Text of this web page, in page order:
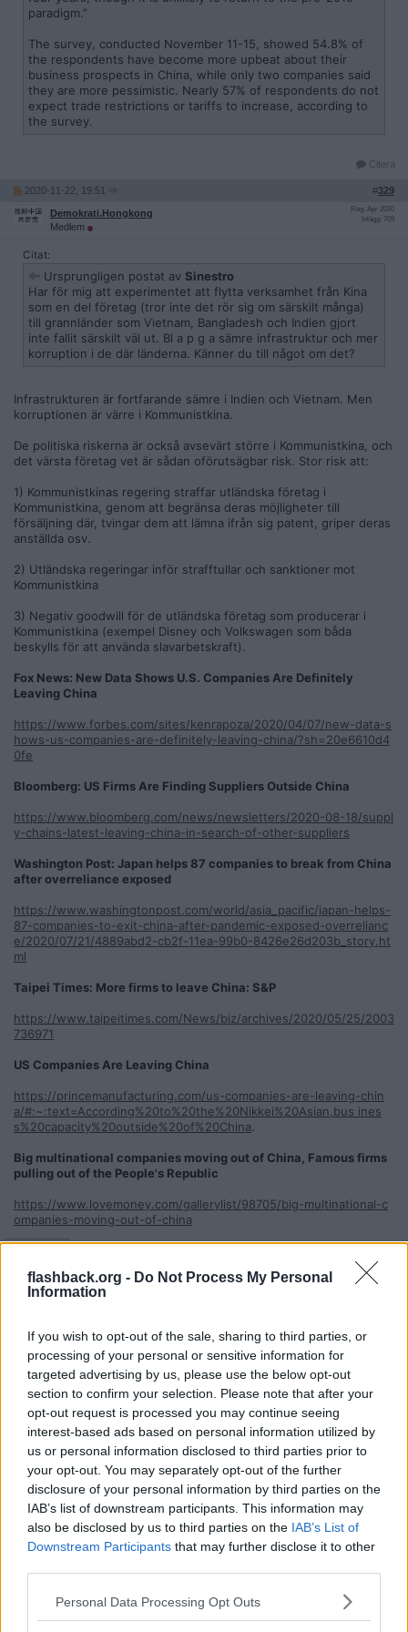
flashback.org - Do Not Process My Personal
Information
If you wish to opt-out of the sale, sharing to third parties, or
processing of your personal or sensitive information for
targeted advertising by us, please use the below opt-out
section to confirm your selection. Please note that after your
opt-out request is processed you may continue seeing
interest-based ads based on personal information utilized by
us or personal information disclosed to third parties prior to
your opt-out. You may separately opt-out of the further
disclosure of your personal information by third parties on the
IAB’s list of downstream participants. This information may
also be disclosed by us to third parties on the IAB’s List of
Downstream Participants that may further disclose it to other
Personal Data Processing Opt Outs
paradigm.”
The survey, conducted November 11-15, showed 54.8% of
the respondents have become more upbeat about their
business prospects in China, while only two companies said
they are more pessimistic. Nearly 57% of respondents do not
expect trade restrictions or tariffs to increase, according to
the survey.
Citera
2020-11-22, 19:51 #329
Demokrati.Hongkong
Medlem
Reg: Apr 2020
Inlägg: 709
Citat:
Ursprungligen postat av Sinestro
Har för mig att experimentet att flytta verksamhet från Kina
som en del företag (tror inte det rör sig om särskilt många)
till grannländer som Vietnam, Bangladesh och Indien gjort
inte fallit särskilt väl ut. Bl a p g a sämre infrastruktur och mer
korruption i de där länderna. Känner du till något om det?
Infrastrukturen är fortfarande sämre i Indien och Vietnam. Men
korruptionen är värre i Kommunistkina.
De politiska riskerna är också avsevärt större i Kommunistkina, och
det värsta företag vet är sådan oförutsägbar risk. Stor risk att:
1) Kommunistkinas regering straffar utländska företag i
Kommunistkina, genom att begränsa deras möjligheter till
försäljning där, tvingar dem att lämna ifrån sig patent, griper deras
anställda osv.
2) Utländska regeringar inför strafftullar och sanktioner mot
Kommunistkina
3) Negativ goodwill för de utländska företag som producerar i
Kommunistkina (exempel Disney och Volkswagen som båda
beskylls för att använda slavarbetskraft).
Fox News: New Data Shows U.S. Companies Are Definitely
Leaving China
https://www.forbes.com/sites/kenrapoza/2020/04/07/new-data-s
hows-us-companies-are-definitely-leaving-china/?sh=20e6610d4
0fe
Bloomberg: US Firms Are Finding Suppliers Outside China
https://www.bloomberg.com/news/newsletters/2020-08-18/suppl
y-chains-latest-leaving-china-in-search-of-other-suppliers
Washington Post: Japan helps 87 companies to break from China
after overreliance exposed
https://www.washingtonpost.com/world/asia_pacific/japan-helps-
87-companies-to-exit-china-after-pandemic-exposed-overrelianc
e/2020/07/21/4889abd2-cb2f-11ea-99b0-8426e26d203b_story.ht
ml
Taipei Times: More firms to leave China: S&P
https://www.taipeitimes.com/News/biz/archives/2020/05/25/2003
736971
US Companies Are Leaving China
https://princemanufacturing.com/us-companies-are-leaving-chin
a/#:~:text=According%20to%20the%20Nikkei%20Asian,bus ines
s%20capacity%20outside%20of%20China.
Big multinational companies moving out of China, Famous firms
pulling out of the People's Republic
https://www.lovemoney.com/gallerylist/98705/big-multinational-c
ompanies-moving-out-of-china
Citera
2020-11-22, 20:30
liksom-fb
Medlem
Ursprungligen postat av
Det kommer inte bara att vara handel inom blocken utan även
mellan blocken så ja globalismen fortskrider. Precis som jag
skrev. Kan du inte läsa?
Du riktar dig till fel person. Jag är för mer globalism, inte
mindre.
Det handlade om Regionalism. Med antagandet om att en region
då är större än ett land. Men mindre än hela världen.